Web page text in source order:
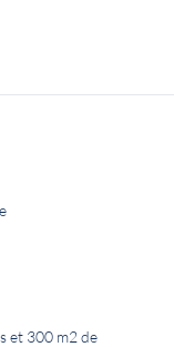
et 300 m2 de